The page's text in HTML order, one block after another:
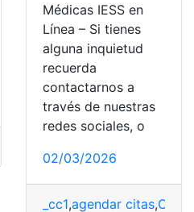
Médicas IESS en
Línea – Si tienes
alguna inquietud
recuerda
contactarnos a
través de nuestras
redes sociales, o
02/03/2026
_cc1,agendar citas,Citas